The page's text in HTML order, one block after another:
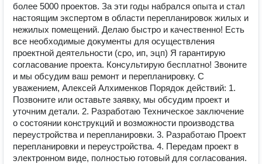
более 5000 проектов. За эти годы набрался опыта и стал
настоящим экспертом в области перепланировок жилых и
нежилых помещений. Делаю быстро и качественно! Есть
все необходимые документы для осуществления
проектной деятельности (сро, ип, эцп) Я гарантирую
согласование проекта. Консультирую бесплатно! Звоните
и мы обсудим ваш ремонт и перепланировку. С
уважением, Алексей Алхименков Порядок действий: 1.
Позвоните или оставьте заявку, мы обсудим проект и
уточним детали. 2. Разработаю Техническое заключение
о состоянии конструкций и возможности производства
переустройства и перепланировки. 3. Разработаю Проект
перепланировки и переустройства. 4. Передам проект в
электронном виде, полностью готовый для согласования.